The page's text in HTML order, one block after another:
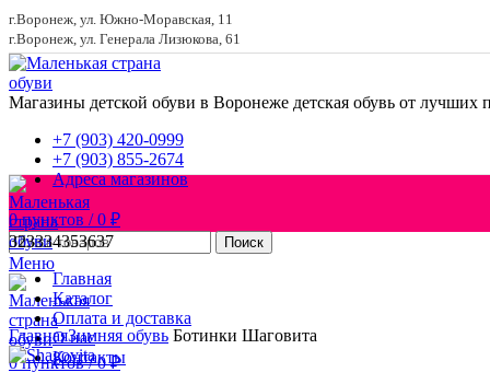
г.Воронеж, ул. Южно-Моравская, 11
г.Воронеж, ул. Генерала Лизюкова, 61
Магазины детской обуви в Воронеже детская обувь от лучших
+7 (903) 420-0999
+7 (903) 855-2674
Адреса магазинов
0пунктов / 0 ₽
Поиск
Меню
0пунктов / 0₽
Главная
Каталог
Оплата и доставка
О нас
Контакты
323334353637
Увеличить
ГлавнаяЗимняя обувь Ботинки Шаговита